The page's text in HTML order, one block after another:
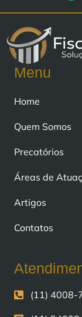
Menu
Home
Quem Somos
Precatórios
Áreas de
Artigos
Contatos
(11) 4008-